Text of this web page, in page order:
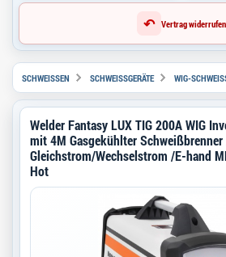
↶ Vertrag widerrufen
SCHWEISSEN SCHWEISSGERÄTE WIG-
Welder Fantasy LUX TIG 200A WIG
mit 4M Gasgekühlter Schweißbrenner
Gleichstrom/Wechselstrom /E-hand
Hot